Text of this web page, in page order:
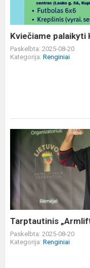
Kviečiame palaikyti
Paskelbta: 2025-08-20
Kategorija: Renginiai
Tarptautinis
„Armliftingo“
čempionatas
Kupiškyje
Tarptautinis
Paskelbta: 2025-08-20
Kategorija: Renginiai